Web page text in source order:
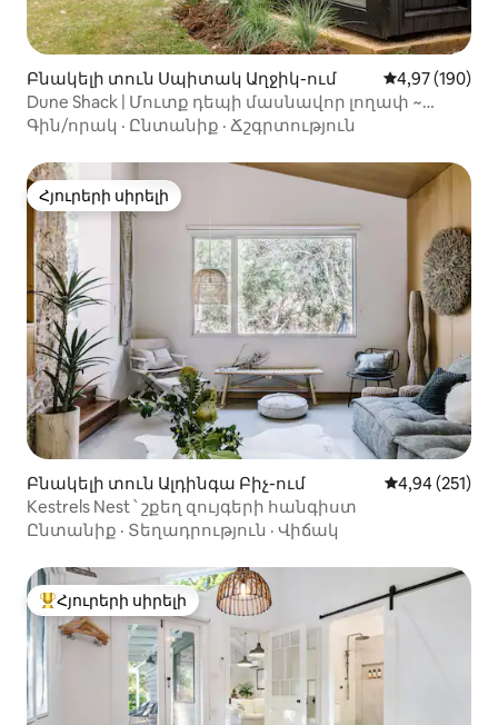
Բնակելի տուն Սպիտակ Աղջիկ-ում Միջին
4,97 (190)
Dune Shack | Մուտք դեպի մասնավոր լողափ ~
Սաունա ~ Կրակ
Գին/որակ · Ընտանիք · Ճշգրտություն
Հյուրերի սիրելի
Հյուրերի սիրելի
Բնակելի տուն Ալդինգա Բիչ-ում Միջին
4,94 (251)
Kestrels Nest ՝ շքեղ զույգերի հանգիստ
Ընտանիք · Տեղադրություն · Վիճակ
Հյուրերի սիրելի լավագույն տները
Հյուրերի սիրելի